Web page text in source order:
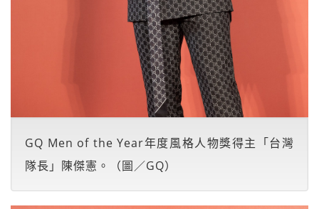
GQ Men of the Year年度風格人物獎得主「台灣
隊長」陳傑憲。（圖／GQ）